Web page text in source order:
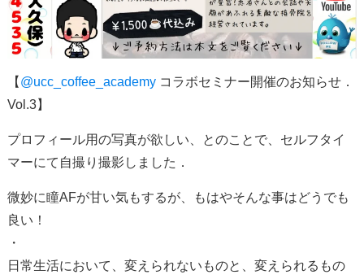
【 @ucc_coffee_academyコラボセミナー開催のお知らせ．
Vol.3】
プロフィール用の写真が欲しい、とのことで、セルフタイ
マーにて自撮り撮影しました．
微妙に瞳AFが甘い気もするが、もはやそんな事はどうでも
良い！
・
日常生活において、変えられないものと、変えられるもの